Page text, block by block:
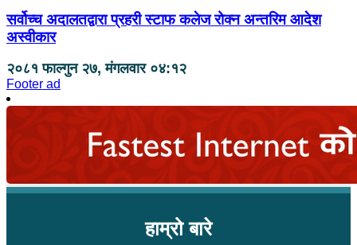
सर्वोच्च अदालतद्वारा प्रहरी स्टाफ कलेज रोक्न अन्तरिम आदेश
अस्वीकार
२०८१ फाल्गुन २७, मंगलवार ०४:१२
Footer ad
हाम्रो बारे